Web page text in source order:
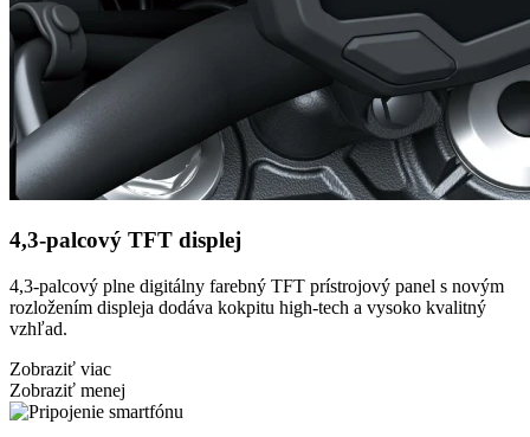
4,3-palcový TFT displej
4,3-palcový plne digitálny farebný TFT prístrojový panel s novým
rozložením displeja dodáva kokpitu high-tech a vysoko kvalitný
vzhľad.
Zobraziť viac
Zobraziť menej